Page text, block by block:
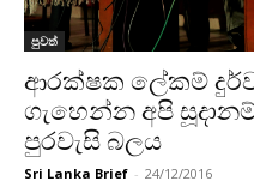
පුවත්
ආරක්ෂක ලේකම්
ගැහෙන්න අපි
පුරවැසි බලය
Sri Lanka Brief - 24/12/2016